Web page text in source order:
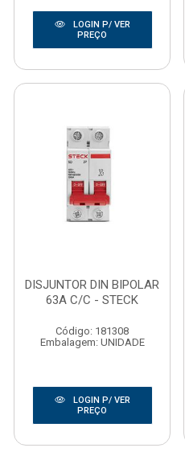
LOGIN P/ VER
PREÇO
DISJUNTOR DIN BIPOLAR
63A C/C - STECK
Código: 181308
Embalagem: UNIDADE
LOGIN P/ VER
PREÇO